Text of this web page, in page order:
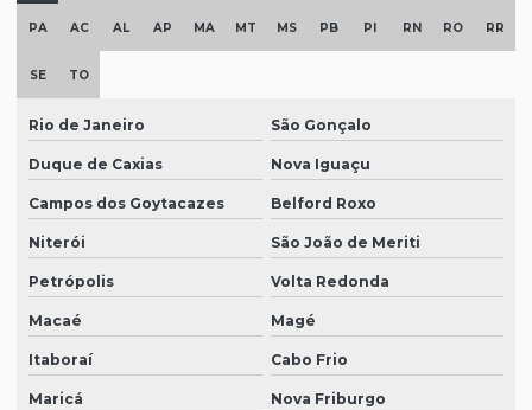
PA AC AL AP MA MT MS PB PI RN RO RR
SE TO
Rio de Janeiro São Gonçalo
Duque de Caxias Nova Iguaçu
Campos dos Goytacazes Belford Roxo
Niterói São João de Meriti
Petrópolis Volta Redonda
Macaé Magé
Itaboraí Cabo Frio
Maricá Nova Friburgo